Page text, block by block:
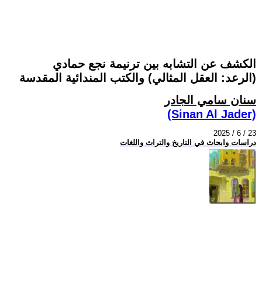
الكشف عن التشابه بين ترنيمة نجع حمادي
(الرعد: العقل المثالي) والكتب المندائية المقدسة
سنان سامي الجادر
(Sinan Al Jader)
2025 / 6 / 23
دراسات وابحاث في التاريخ والتراث واللغات